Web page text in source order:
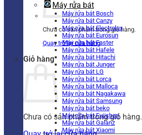
Chưa có sản phẩm trong giỏ hàng.
Quay trở lại cửa hàng
Giỏ hàng
Chưa có sản phẩm trong giỏ hàng.
Máy rửa bát
Máy rửa bát Bosch
Máy rửa bát Canzy
Máy rửa bát Electrolux
Máy rửa bát Eurosun
Máy rửa bát Faster
Máy rửa bát Hafele
Máy rửa bát Hitachi
Máy rửa bát Junger
Máy rửa bát LG
Máy rửa bát Lorca
Máy rửa bát Malloca
Máy rửa bát Nagakawa
Máy rửa bát Samsung
Máy rửa bát beko
Máy rửa bát Fujishan
Máy rửa bát Galanz
Máy rửa bát Xiaomi